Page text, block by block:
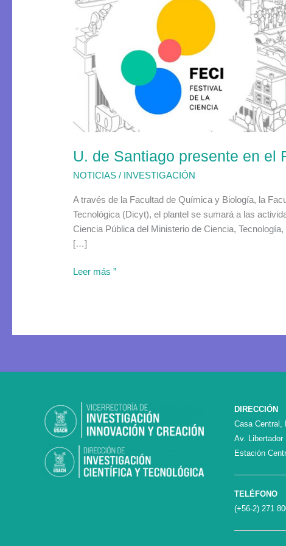
U. de Santiago presente en el
NOTICIAS / INVESTIGACIÓN
A través de la Facultad de Química y Biología, la
Tecnológica (Dicyt), el plantel se sumará a las
Ciencia Pública del Ministerio de Ciencia,
[…]
Santiago
presente
en
el
Festival
Ciencia
(FECI)
2021
Leer más ”
DIRECCIÓN
Casa Central,
Av. Libertador
Estación
TELÉFONO
(+56-2) 271